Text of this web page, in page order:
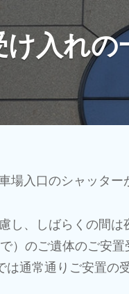
け入
場入口のシャッター
し、しばらくの間
）のご遺体のご安置
通常通りご安置の